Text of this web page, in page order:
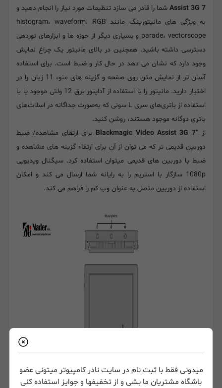
میدونی فقط با ثبت نام در سایت نادر کامپیوتر میتونی عضو
باشگاه مشتریان ما بشی و از تخفیفها و جوایز استفاده کنی
Assist 3G 7 شما را قادر می سازد تنظیمات مورد نیاز را انجام دهید و
به ویژگی های مانیتورینگ مانند histogram، waveform، RGB
parade، vectorscope و بسیاری دیگر از حوزه ها و ابزارهای نوردهی
دسترسی داشته باشید. همچنین در بالای مانیتور یک چراغ نمایش
وجود دارد که نشان می دهد در حال کار و ضبط است. برای استفاده
آسان تر از نمایش متن روی صفحه و گزینه های منو، 11 زبان را در
اختیار دارید. مانیتور را با استفاده از آداپتور برق 12 ولتی موجود یا با
استفاده از باتری‌های سری L سونی که به‌صورت جداگانه در اسلات‌های
باتری دوگانه موجود هستند، روشن کنید.
از “Blackmagic Video Assist 3G 7
برای ارتقای مشاهده/ ضبط
دوربین قدیمی تر که می توان از آن برای ارتقاء گزینه های مشاهده و
ضبط با دوربین های قدیمی میتوان استفاده کرد. سیگنال ویدیویی
1080p سازگار با استریم را به رایانه شما ارسال می کند و امکان
استفاده از دوربین متصل به عنوان وب کم را فراهم می کند.